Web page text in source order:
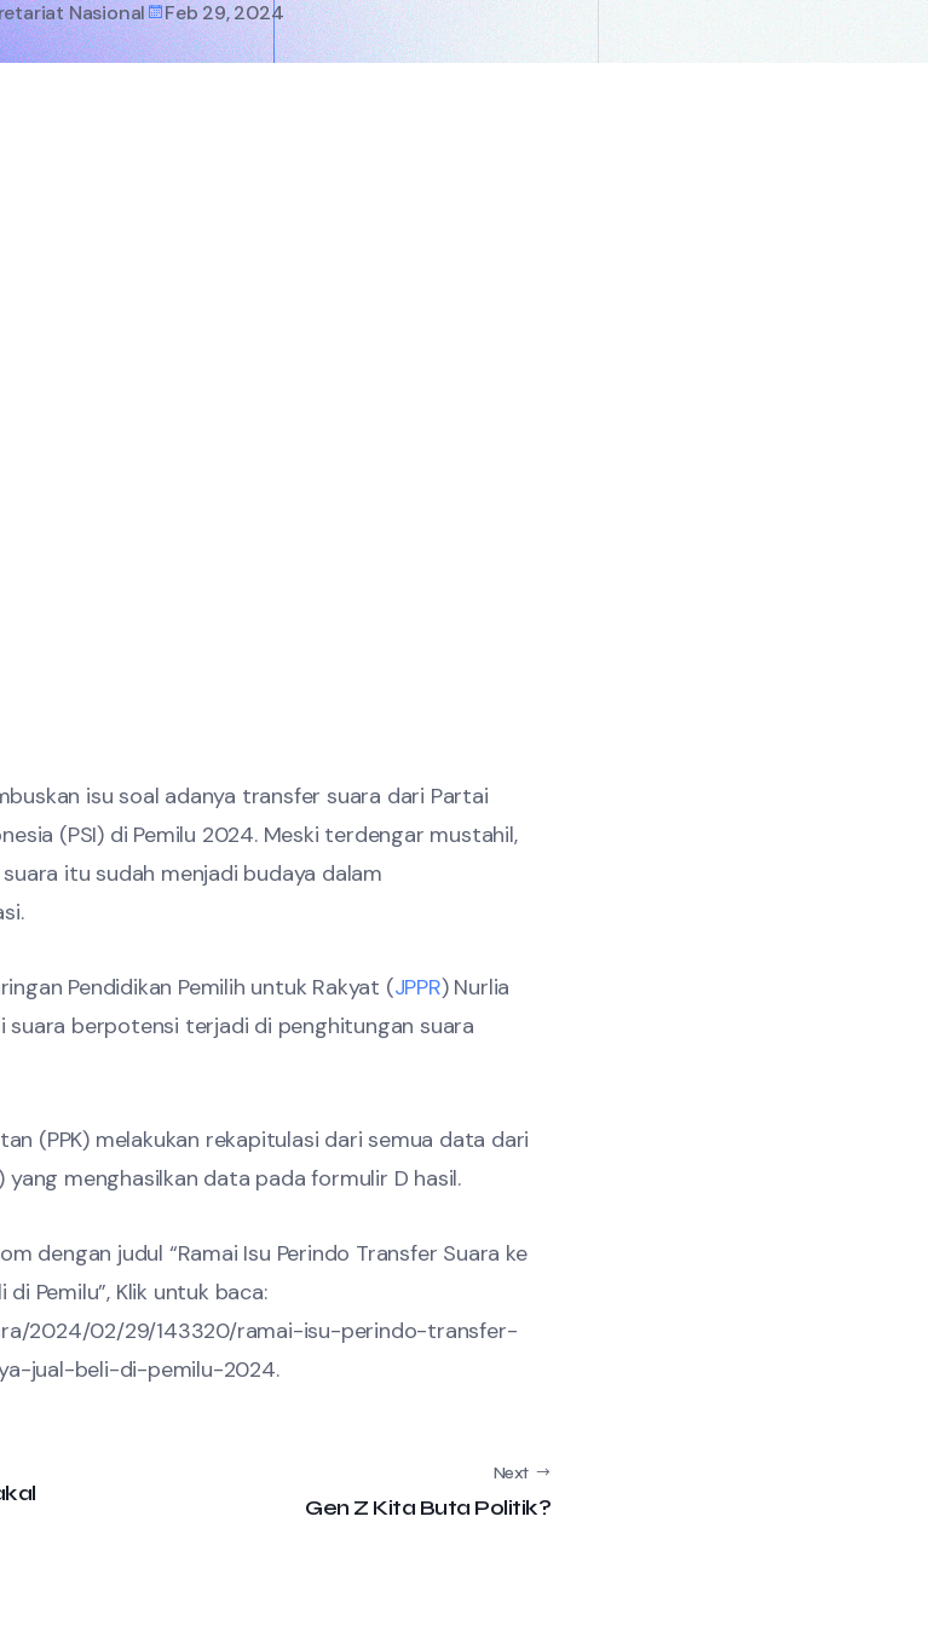
Nasional Feb 29, 2024
isu soal adanya transfer suara dari Partai
(PSI) di Pemilu 2024. Meski terdengar mustahil,
itu sudah menjadi budaya dalam
Pendidikan Pemilih untuk Rakyat (JPPR) Nurlia
suara berpotensi terjadi di penghitungan suara
(PPK) melakukan rekapitulasi dari semua data dari
menghasilkan data pada formulir D hasil.
dengan judul “Ramai Isu Perindo Transfer Suara ke
di Pemilu”, Klik untuk baca:
2024/02/29/143320/ramai-isu-perindo-transfer-
jual-beli-di-pemilu-2024.
Next
Gen Z Kita Buta Politik?